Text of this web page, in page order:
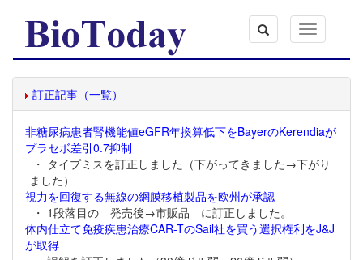
Toggle
navigation
訂正記事（一覧）
非糖尿病患者腎機能値eGFR年換算低下をBayerのKerendiaが
プラセボ差引0.7抑制
・ タイプミスを訂正しました（下がってきました→下がり
ました）
視力を回復する無線の網膜移植製品を欧州が承認
・ 1段落目の 発売後→市販品 に訂正しました。
体内仕立て免疫疾患治療CAR-TのSail社を買う選択権利をJ&J
が取得